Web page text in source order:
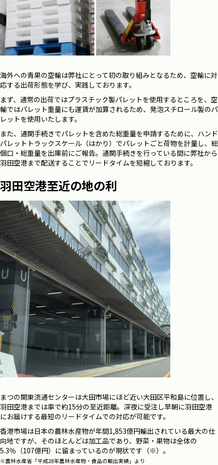
海外への青果の空輸は弊社にとって初の取り組みとなるため、空輸に対
応する出荷形態を学び、実践しております。
まず、通常の出荷ではプラスチック製パレットを使用するところを、空
輸ではパレット重量にも運賃が加算されるため、発泡スチロール製のパ
レットを使用いたします。
また、通関手続きでパレットを含めた総重量を申請するために、ハンド
パレットトラックスケール（はかり）でパレットごと荷物を計量し、総
個口・総重量を出庫前にご報告。通関手続きを行っている間に弊社から
羽田空港まで配送することでリードタイムを短縮しております。
羽田空港至近の地の利
まつの関東流通センターは大田市場にほど近い大田区平和島に位置し、
羽田空港までは車で約15分の至近距離。深夜に受注し早朝に羽田空港
にお届けする最短のリードタイムでの対応が可能です。
香港市場は日本の農林水産物が年間1,853億円輸出されている最大の仕
向地ですが、そのほとんどは加工品であり、野菜・果物は全体の
5.3％（107億円）に留まっているのが現状です（※）。
※農林水産省「平成28年農林水産物・食品の輸出実績」より